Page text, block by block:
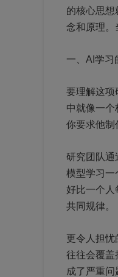
的核心思
念和原理。
一、AI学习
要理解这项
中就像一
你要求他制
研究团队通
模型学习一
好比一个人
共同规律。
更令人担忧
往往会覆盖
成了严重